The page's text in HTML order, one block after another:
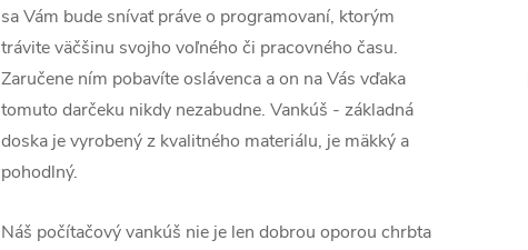
sa Vám bude snívať práve o programovaní, ktorým
trávite väčšinu svojho voľného či pracovného času.
Zaručene ním pobavíte oslávenca a on na Vás vďaka
tomuto darčeku nikdy nezabudne. Vankúš - základná
doska je vyrobený z kvalitného materiálu, je mäkký a
pohodlný.
Náš počítačový vankúš nie je len dobrou oporou chrbta